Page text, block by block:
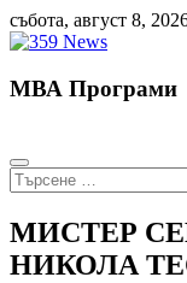
Skip
to
събота, август 8,
МВА Програми
Търсене
за:
МИСТЕР
НИКОЛА